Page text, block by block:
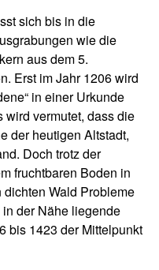
sich bis in die
wie die
aus dem 5.
Erst im Jahr 1206 wird
in einer Urkunde
wird vermutet, dass die
der heutigen Altstadt,
Doch trotz der
fruchtbaren Boden in
Wald Probleme
der Nähe liegende
bis 1423 der Mittelpunkt